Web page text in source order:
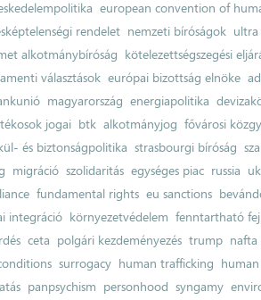
european convention of
rendelet nemzeti bíróságok ultra
alkotmánybíróság kötelezettségszegési
választások európai bizottság elnöke
magyarország energiapolitika
jogai btk alkotmányjog fővárosi
és biztonságpolitika strasbourgi bíróság
migráció szolidaritás egységes piac russia
fundamental rights eu sanctions
integráció környezetvédelem fenntartható
ceta polgári kezdeményezés trump nafta
surrogacy human trafficking
panpsychism personhood syngamy